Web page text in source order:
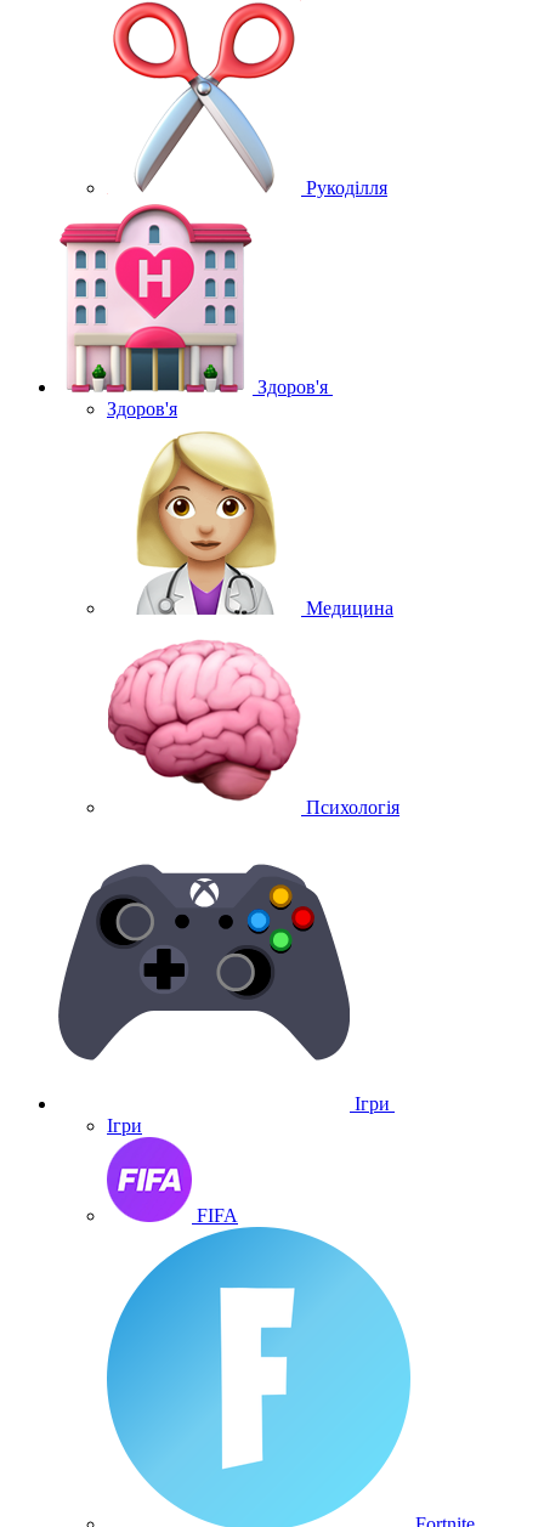
Рукоділля
Здоров'я
Здоров'я
Медицина
Психологія
Ігри
Ігри
FIFA